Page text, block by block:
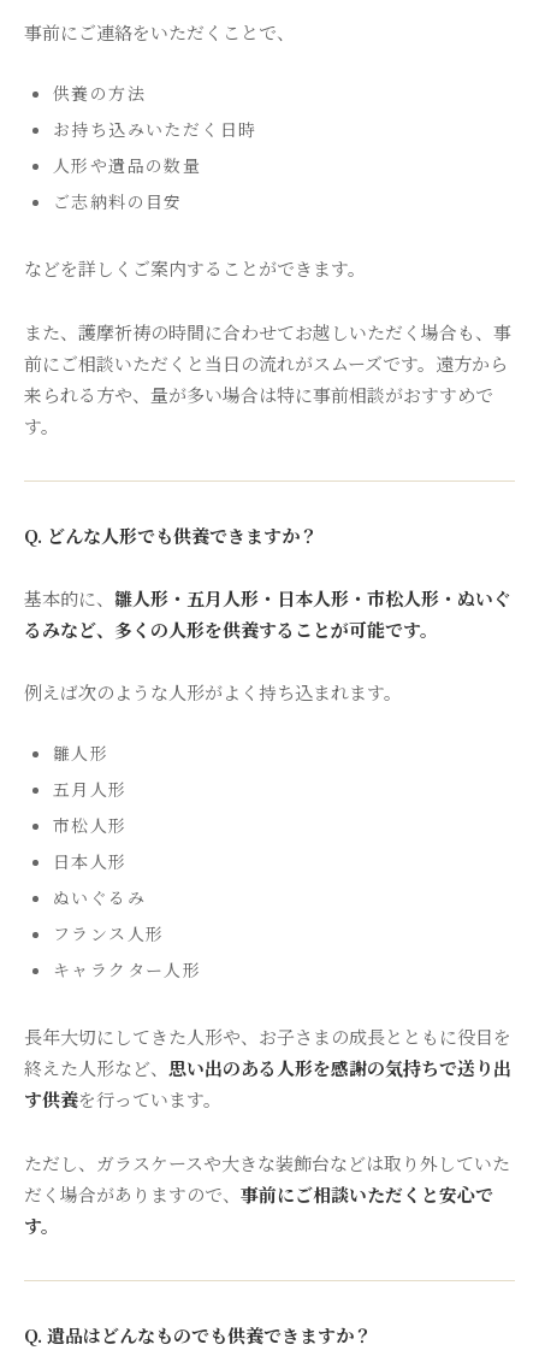
事前にご連絡をいただくことで、
供養の方法
お持ち込みいただく日時
人形や遺品の数量
ご志納料の目安
などを詳しくご案内することができます。
また、護摩祈祷の時間に合わせてお越しいただく場合も、事
前にご相談いただくと当日の流れがスムーズです。遠方から
来られる方や、量が多い場合は特に事前相談がおすすめで
す。
Q. どんな人形でも供養できますか？
基本的に、 雛人形・五月人形・日本人形・市松人形・ぬいぐ
るみなど、多くの人形を供養することが可能です。
例えば次のような人形がよく持ち込まれます。
雛人形
五月人形
市松人形
日本人形
ぬいぐるみ
フランス人形
キャラクター人形
長年大切にしてきた人形や、お子さまの成長とともに役目を
終えた人形など、 思い出のある人形を感謝の気持ちで送り出
す供養を行っています。
ただし、ガラスケースや大きな装飾台などは取り外していた
だく場合がありますので、 事前にご相談いただくと安心で
す。
Q. 遺品はどんなものでも供養できますか？